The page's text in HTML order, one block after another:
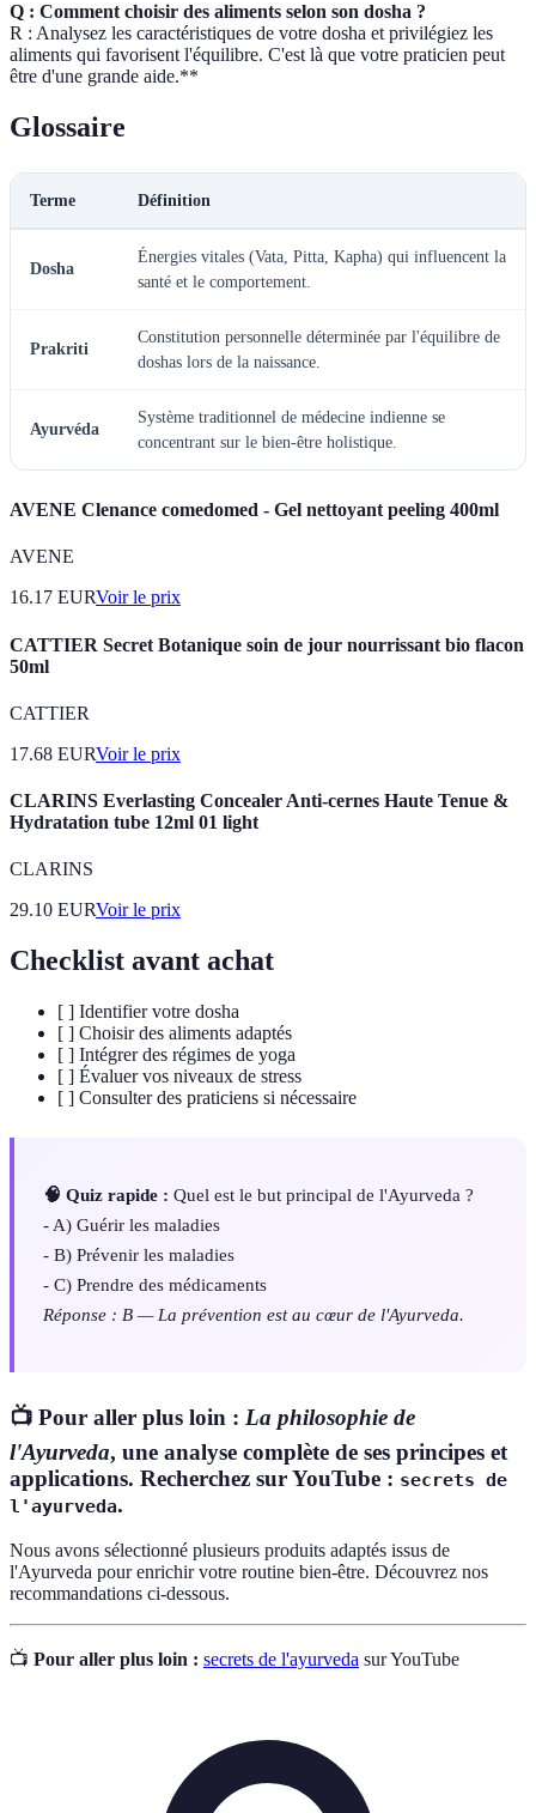
Q : Comment choisir des aliments selon son dosha ?
R : Analysez les caractéristiques de votre dosha et privilégiez les
aliments qui favorisent l'équilibre. C'est là que votre praticien peut
être d'une grande aide.**
Glossaire
Terme Définition
Dosha
Énergies vitales (Vata, Pitta, Kapha) qui influencent la
santé et le comportement.
Prakriti
Constitution personnelle déterminée par l'équilibre de
doshas lors de la naissance.
Ayurvéda
Système traditionnel de médecine indienne se
concentrant sur le bien-être holistique.
AVENE Clenance comedomed - Gel nettoyant peeling 400ml
AVENE
16.17 EURVoir le prix
CATTIER Secret Botanique soin de jour nourrissant bio flacon
50ml
CATTIER
17.68 EURVoir le prix
CLARINS Everlasting Concealer Anti-cernes Haute Tenue &
Hydratation tube 12ml 01 light
CLARINS
29.10 EURVoir le prix
Checklist avant achat
[ ] Identifier votre dosha
[ ] Choisir des aliments adaptés
[ ] Intégrer des régimes de yoga
[ ] Évaluer vos niveaux de stress
[ ] Consulter des praticiens si nécessaire
🧠 Quiz rapide : Quel est le but principal de l'Ayurveda ?
- A) Guérir les maladies
- B) Prévenir les maladies
- C) Prendre des médicaments
Réponse : B — La prévention est au cœur de l'Ayurveda.
📺 Pour aller plus loin : La philosophie de
l'Ayurveda, une analyse complète de ses principes et
applications. Recherchez sur YouTube : secrets de
l'ayurveda.
Nous avons sélectionné plusieurs produits adaptés issus de
l'Ayurveda pour enrichir votre routine bien-être. Découvrez nos
recommandations ci-dessous.
📺 Pour aller plus loin : secrets de l'ayurveda sur YouTube